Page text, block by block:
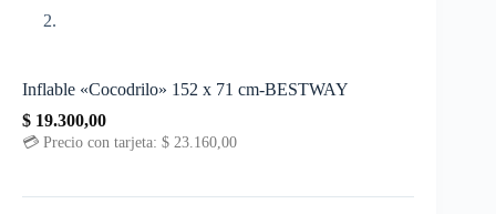
Inflable «Cocodrilo» 152 x 71 cm-BESTWAY
$ 19.300,00
💳 Precio con tarjeta: $ 23.160,00